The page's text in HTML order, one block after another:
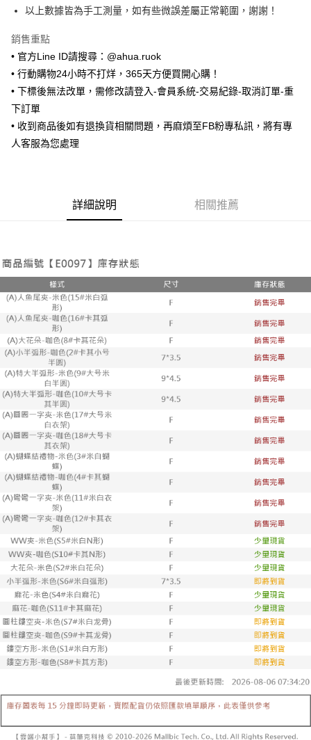
悠遊付
ATM付款
全家取貨付款
每筆NT$65，滿NT$688(含以上)免運費
付款後全家取貨
每筆NT$65，滿NT$688(含以上)免運費
付款後7-11取貨
宅配
每筆NT$80，滿NT$1,000(含以上)免運費
宅配(外島)
每筆NT$125，滿NT$1,500(含以上)免運費
其他海外郵寄 查看運費
香港澳門地區 查看運費
以上數據皆為手工測量，如有些微誤差屬正常範圍，謝謝！
銷售重點
• 官方Line ID請搜尋：@ahua.ruok
• 行動購物24小時不打烊，365天方便買開心購！
• 下標後無法改單，需修改請登入-會員系統-交易紀錄-取消訂單-重
下訂單
• 收到商品後如有退換貨相關問題，再麻煩至FB粉專私訊，將有專
人客服為您處理
詳細說明 相關推薦